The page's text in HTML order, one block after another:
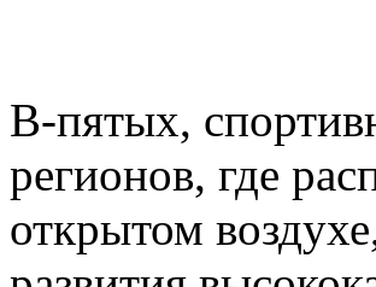
В-пятых,
регионов, где
открытом